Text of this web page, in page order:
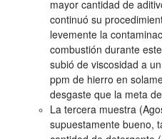
mayor cantidad de
continuó su
levemente la
combustión durante
subió de viscosidad a
ppm de hierro en
desgaste que la meta
La tercera muestra
supuestamente bueno,